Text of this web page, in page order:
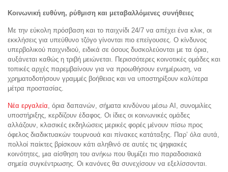
Κοινωνική ευθύνη, ρύθμιση και μεταβαλλόμενες συνήθειες
Με την εύκολη πρόσβαση και το παιχνίδι 24/7 να απέχει ένα κλικ, οι
εκκλήσεις για υπεύθυνο τζόγο γίνονται πιο επείγουσες. Ο κίνδυνος
υπερβολικού παιχνιδιού, ειδικά σε όσους δυσκολεύονται με τα όρια,
αυξάνεται καθώς η τριβή μειώνεται. Περισσότερες κοινοτικές ομάδες και
τοπικές αρχές παρεμβαίνουν για να προωθήσουν ενημέρωση, να
χρηματοδοτήσουν γραμμές βοήθειας και να υποστηρίξουν καλύτερα
μέτρα προστασίας.
Νέα εργαλεία , όρια δαπανών, σήματα κινδύνου μέσω AI, συνομιλίες
υποστήριξης, κερδίζουν έδαφος. Οι ίδιες οι κοινωνικές ομάδες
αλλάζουν, κλασικές εκδηλώσεις μερικές φορές μένουν πίσω προς
όφελος διαδικτυακών τουρνουά και πίνακες κατάταξης. Παρ’ όλα αυτά,
πολλοί παίκτες βρίσκουν κάτι αληθινό σε αυτές τις ψηφιακές
κοινότητες, μια αίσθηση του ανήκω που θυμίζει πιο παραδοσιακά
σημεία συγκέντρωσης. Οι κανόνες θα συνεχίσουν να εξελίσσονται.